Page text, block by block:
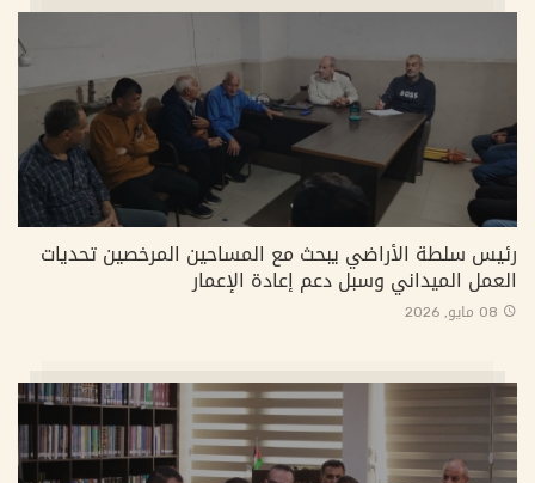
رئيس سلطة الأراضي يبحث مع المساحين المرخصين تحديات
العمل الميداني وسبل دعم إعادة الإعمار
08 مايو, 2026